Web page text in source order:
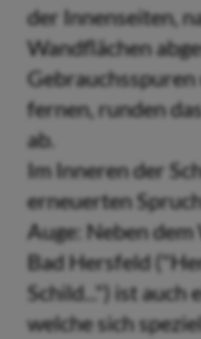
der Innenseiten,
Wandflächen
Gebrauchsspuren
fernen, runden
ab.
Im Inneren der
erneuerten
Auge: Neben
Bad Hersfeld
Schild...") ist auch
welche sich